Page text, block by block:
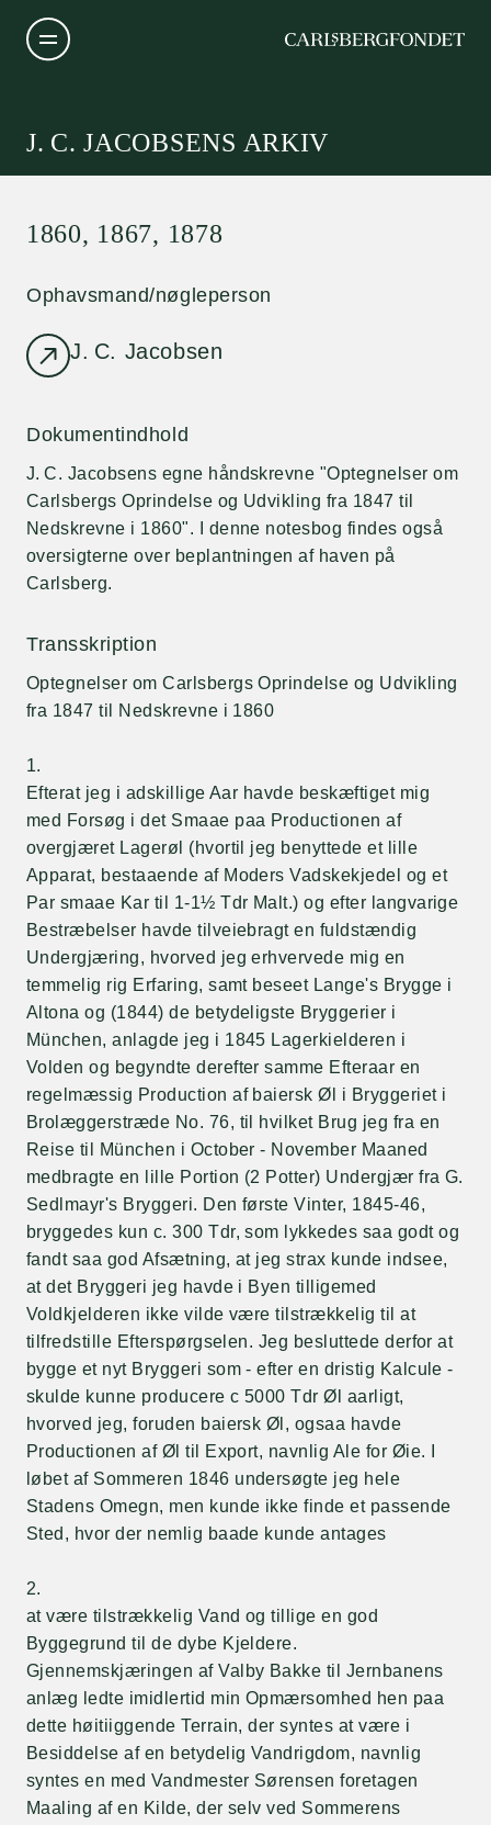
J. C. JACOBSENS ARKIV
1860, 1867, 1878
Ophavsmand/nøgleperson
J. C. Jacobsen
Dokumentindhold
J. C. Jacobsens egne håndskrevne "Optegnelser om
Carlsbergs Oprindelse og Udvikling fra 1847 til
Nedskrevne i 1860". I denne notesbog findes også
oversigterne over beplantningen af haven på
Carlsberg.
Transskription
Optegnelser om Carlsbergs Oprindelse og Udvikling
fra 1847 til Nedskrevne i 1860
1.
Efterat jeg i adskillige Aar havde beskæftiget mig
med Forsøg i det Smaae paa Productionen af
overgjæret Lagerøl (hvortil jeg benyttede et lille
Apparat, bestaaende af Moders Vadskekjedel og et
Par smaae Kar til 1-1½ Tdr Malt.) og efter langvarige
Bestræbelser havde tilveiebragt en fuldstændig
Undergjæring, hvorved jeg erhvervede mig en
temmelig rig Erfaring, samt beseet Lange's Brygge i
Altona og (1844) de betydeligste Bryggerier i
München, anlagde jeg i 1845 Lagerkielderen i
Volden og begyndte derefter samme Efteraar en
regelmæssig Production af baiersk Øl i Bryggeriet i
Brolæggerstræde No. 76, til hvilket Brug jeg fra en
Reise til München i October - November Maaned
medbragte en lille Portion (2 Potter) Undergjær fra G.
Sedlmayr's Bryggeri. Den første Vinter, 1845-46,
bryggedes kun c. 300 Tdr, som lykkedes saa godt og
fandt saa god Afsætning, at jeg strax kunde indsee,
at det Bryggeri jeg havde i Byen tilligemed
Voldkjelderen ikke vilde være tilstrækkelig til at
tilfredstille Efterspørgselen. Jeg besluttede derfor at
bygge et nyt Bryggeri som - efter en dristig Kalcule -
skulde kunne producere c 5000 Tdr Øl aarligt,
hvorved jeg, foruden baiersk Øl, ogsaa havde
Productionen af Øl til Export, navnlig Ale for Øie. I
løbet af Sommeren 1846 undersøgte jeg hele
Stadens Omegn, men kunde ikke finde et passende
Sted, hvor der nemlig baade kunde antages
2.
at være tilstrækkelig Vand og tillige en god
Byggegrund til de dybe Kjeldere.
Gjennemskjæringen af Valby Bakke til Jernbanens
anlæg ledte imidlertid min Opmærsomhed hen paa
dette høitiiggende Terrain, der syntes at være i
Besiddelse af en betydelig Vandrigdom, navnlig
syntes en med Vandmester Sørensen foretagen
Maaling af en Kilde, der selv ved Sommerens